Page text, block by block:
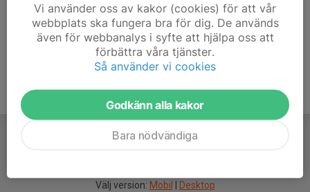
Välj version: Mobil Desktop
Vi använder oss av kakor (cookies) för att vår
webbplats ska fungera bra för dig. De används
även för webbanalys i syfte att hjälpa oss att
förbättra våra tjänster.
Så använder vi cookies
Godkänn alla kakor
Bara nödvändiga